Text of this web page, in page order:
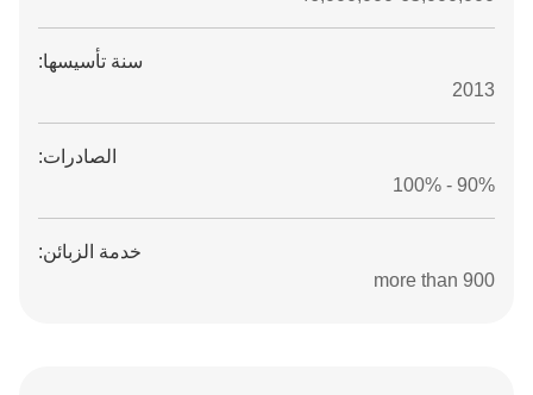
سنة تأسيسها:
2013
الصادرات:
90% - 100%
خدمة الزبائن:
more than 900